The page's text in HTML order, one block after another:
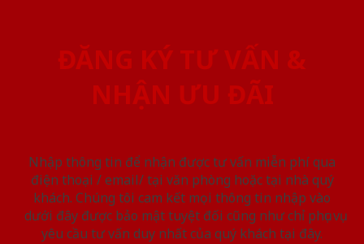
ĐĂNG KÝ TƯ VẤN &
NHẬN ƯU ĐÃI
Nhập thông tin để nhận được tư vấn miễn phí qua
điện thoại / email/ tại văn phòng hoặc tại nhà quý
khách. Chúng tôi cam kết mọi thông tin nhập vào
dưới đây được bảo mật tuyệt đối cũng như chỉ phục vụ
yêu cầu tư vấn duy nhất của quý khách tại đây.